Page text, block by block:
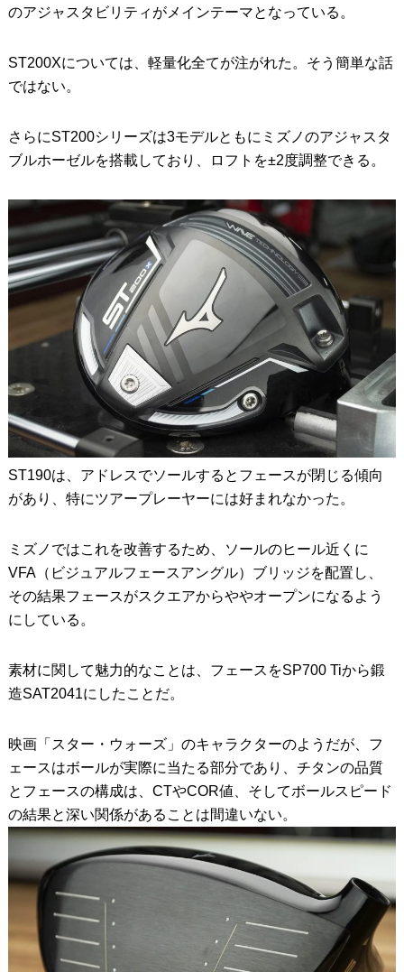
のアジャスタビリティがメインテーマとなっている。
ST200Xについては、軽量化全てが注がれた。そう簡単な話
ではない。
さらにST200シリーズは3モデルともにミズノのアジャスタ
ブルホーゼルを搭載しており、ロフトを±2度調整できる。
ST190は、アドレスでソールするとフェースが閉じる傾向
があり、特にツアープレーヤーには好まれなかった。
ミズノではこれを改善するため、ソールのヒール近くに
VFA（ビジュアルフェースアングル）ブリッジを配置し、
その結果フェースがスクエアからややオープンになるよう
にしている。
素材に関して魅力的なことは、フェースをSP700 Tiから鍛
造SAT2041にしたことだ。
映画「スター・ウォーズ」のキャラクターのようだが、フ
ェースはボールが実際に当たる部分であり、チタンの品質
とフェースの構成は、CTやCOR値、そしてボールスピード
の結果と深い関係があることは間違いない。